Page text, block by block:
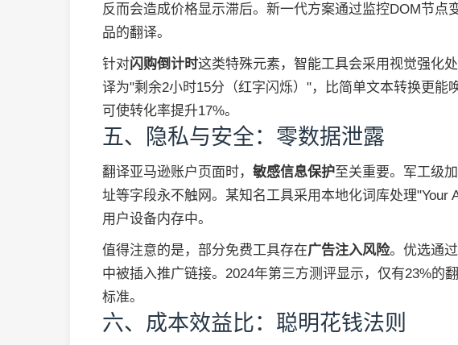
反而会造成价格显示滞后。新一代方案通过监控DOM节点
品的翻译。
针对闪购倒计时这类特殊元素，智能工具会采用视觉强化
译为"剩余2小时15分（红字闪烁）"，比简单文本转换更能
可使转化率提升17%。
五、隐私与安全：零数据泄露
翻译亚马逊账户页面时， 敏感信息保护至关重要。军工级
址等字段永不触网。某知名工具采用本地化词库处理"Your
用户设备内存中。
值得注意的是，部分免费工具存在广告注入风险。优选通
中被插入推广链接。2024年第三方测评显示，仅有23%的
标准。
六、成本效益比：聪明花钱法则